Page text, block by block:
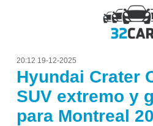
20:12 19-12-2025
Hyundai Crater
SUV extremo y
para Montreal